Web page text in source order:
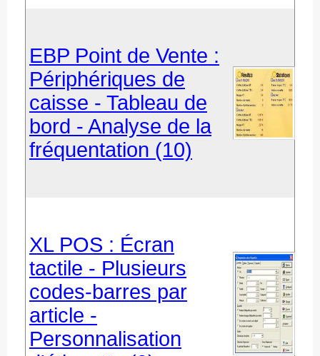
EBP Point de Vente :
Périphériques de
caisse - Tableau de
bord - Analyse de la
fréquentation (10)
XL POS : Écran
tactile - Plusieurs
codes-barres par
article -
Personnalisation